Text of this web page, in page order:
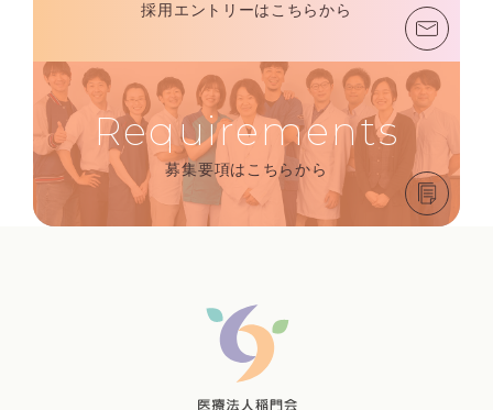
採用エントリーはこちらから
Requirements
募集要項はこちらから